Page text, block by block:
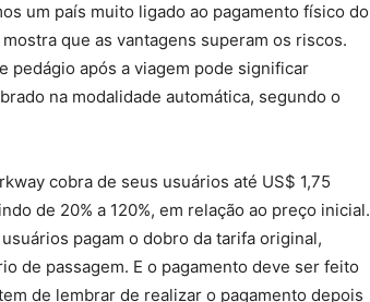
um país muito ligado ao pagamento físico do
que as vantagens superam os riscos.
pedágio após a viagem pode significar
na modalidade automática, segundo o
cobra de seus usuários até US$ 1,75
de 20% a 120%, em relação ao preço inicial.
pagam o dobro da tarifa original,
de passagem. E o pagamento deve ser feito
de lembrar de realizar o pagamento depois